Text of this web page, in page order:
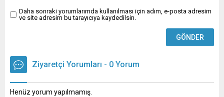
Daha sonraki yorumlarımda kullanılması için adım, e-posta adresim
ve site adresim bu tarayıcıya kaydedilsin.
Ziyaretçi Yorumları - 0 Yorum
Henüz yorum yapılmamış.